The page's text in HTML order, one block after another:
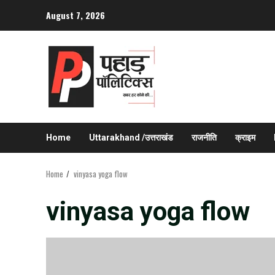
August 7, 2026
Home Uttarakhand /उत्तराखंड राजनीति क्राइम
Home vinyasa yoga flow
vinyasa yoga flow